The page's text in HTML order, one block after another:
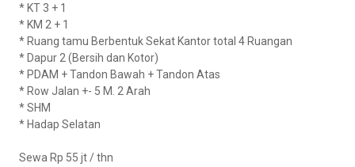
* KT 3 + 1
* KM 2 + 1
* Ruang tamu Berbentuk Sekat Kantor total 4 Ruangan
* Dapur 2 (Bersih dan Kotor)
* PDAM + Tandon Bawah + Tandon Atas
* Row Jalan +- 5 M. 2 Arah
* SHM
* Hadap Selatan
Sewa Rp 55 jt / thn